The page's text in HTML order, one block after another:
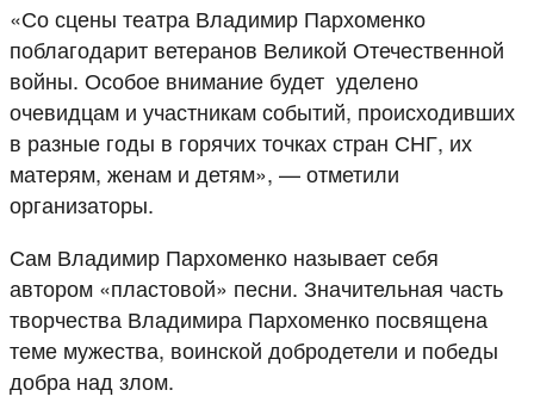
«Со сцены театра Владимир Пархоменко
поблагодарит ветеранов Великой Отечественной
войны. Особое внимание будет уделено
очевидцам и участникам событий, происходивших
в разные годы в горячих точках стран СНГ, их
матерям, женам и детям», — отметили
организаторы.
Сам Владимир Пархоменко называет себя
автором «пластовой» песни. Значительная часть
творчества Владимира Пархоменко посвящена
теме мужества, воинской добродетели и победы
добра над злом.